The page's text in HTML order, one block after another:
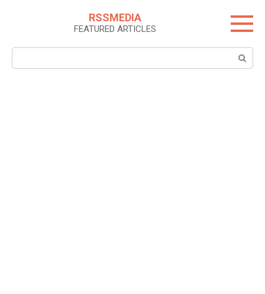
RSSMEDIA
FEATURED ARTICLES
Search: